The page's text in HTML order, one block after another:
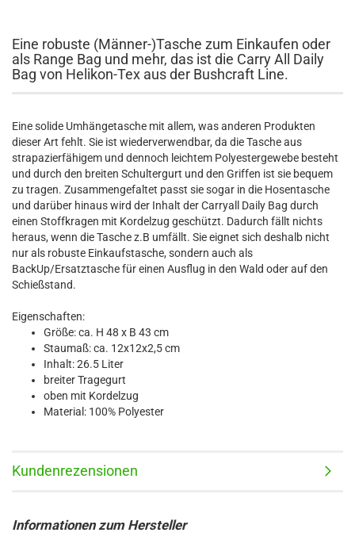
Eine robuste (Männer-)Tasche zum Einkaufen oder
als Range Bag und mehr, das ist die Carry All Daily
Bag von Helikon-Tex aus der Bushcraft Line.
Eine solide Umhängetasche mit allem, was anderen Produkten
dieser Art fehlt. Sie ist wiederverwendbar, da die Tasche aus
strapazierfähigem und dennoch leichtem Polyestergewebe besteht
und durch den breiten Schultergurt und den Griffen ist sie bequem
zu tragen. Zusammengefaltet passt sie sogar in die Hosentasche
und darüber hinaus wird der Inhalt der Carryall Daily Bag durch
einen Stoffkragen mit Kordelzug geschützt. Dadurch fällt nichts
heraus, wenn die Tasche z.B umfällt. Sie eignet sich deshalb nicht
nur als robuste Einkaufstasche, sondern auch als
BackUp/Ersatztasche für einen Ausflug in den Wald oder auf den
Schießstand.
Eigenschaften:
Größe: ca. H 48 x B 43 cm
Staumaß: ca. 12x12x2,5 cm
Inhalt: 26.5 Liter
breiter Tragegurt
oben mit Kordelzug
Material: 100% Polyester
Kundenrezensionen